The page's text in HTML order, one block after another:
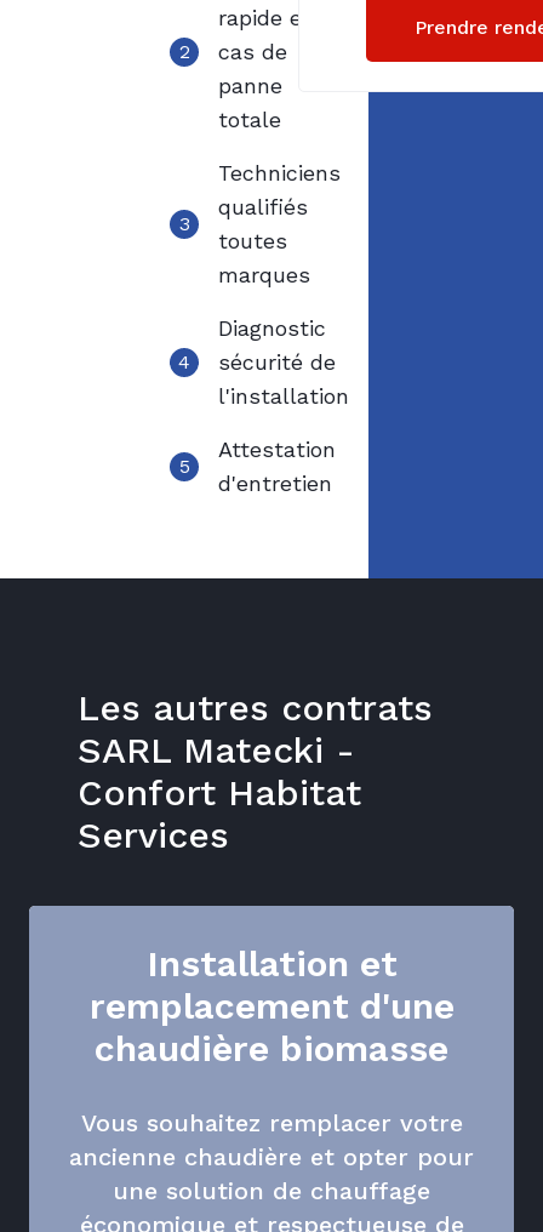
Prendre
2
rapide en
cas de
panne
totale
3
Techniciens
qualifiés
toutes
marques
4
Diagnostic
sécurité de
l'installation
5
Attestation
d'entretien
Les autres contrats
SARL Matecki -
Confort Habitat
Services
Installation et
remplacement d'une
chaudière biomasse
Vous souhaitez remplacer votre
ancienne chaudière et opter pour
une solution de chauffage
économique et respectueuse de